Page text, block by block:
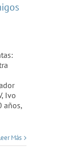
Ivo
años,
Más